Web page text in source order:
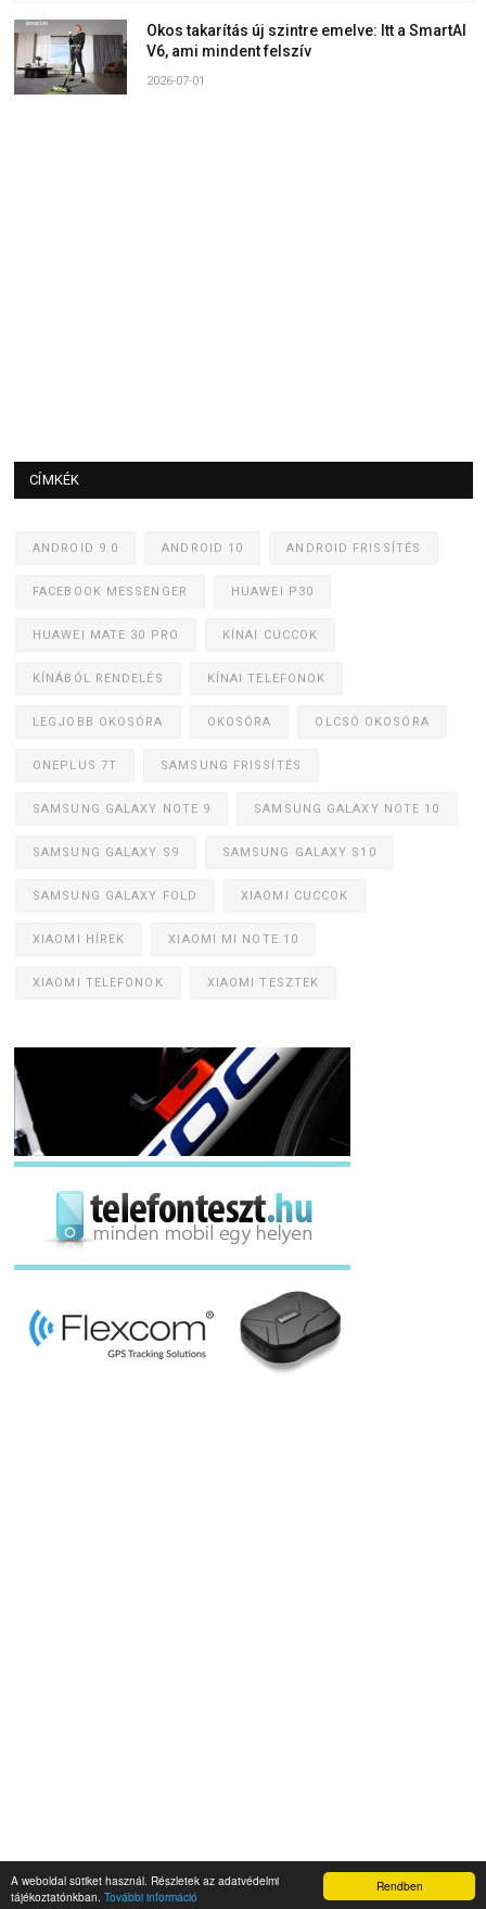
Rendben
A weboldal sütiket használ. Részletek az adatvédelmi
tájékoztatónkban. További információ
Okos takarítás új szintre emelve: Itt a SmartAI
V6, ami mindent felszív
2026-07-01
CÍMKÉK
ANDROID 9.0 ANDROID 10 ANDROID FRISSÍTÉS
FACEBOOK MESSENGER HUAWEI P30
HUAWEI MATE 30 PRO KÍNAI CUCCOK
KÍNÁBÓL RENDELÉS KÍNAI TELEFONOK
LEGJOBB OKOSÓRA OKOSÓRA OLCSÓ OKOSÓRA
ONEPLUS 7T SAMSUNG FRISSÍTÉS
SAMSUNG GALAXY NOTE 9 SAMSUNG GALAXY NOTE 10
SAMSUNG GALAXY S9 SAMSUNG GALAXY S10
SAMSUNG GALAXY FOLD XIAOMI CUCCOK
XIAOMI HÍREK XIAOMI MI NOTE 10
XIAOMI TELEFONOK XIAOMI TESZTEK
Napidroid.hu 2019